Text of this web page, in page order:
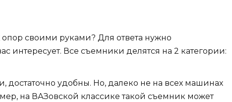
своими руками? Для ответа нужно
интересует. Все съемники делятся на 2 категории:
достаточно удобны. Но, далеко не на всех машинах
на ВАЗовской классике такой съемник может